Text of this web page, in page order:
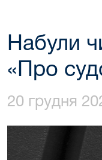
Набули
«Про
20 грудня